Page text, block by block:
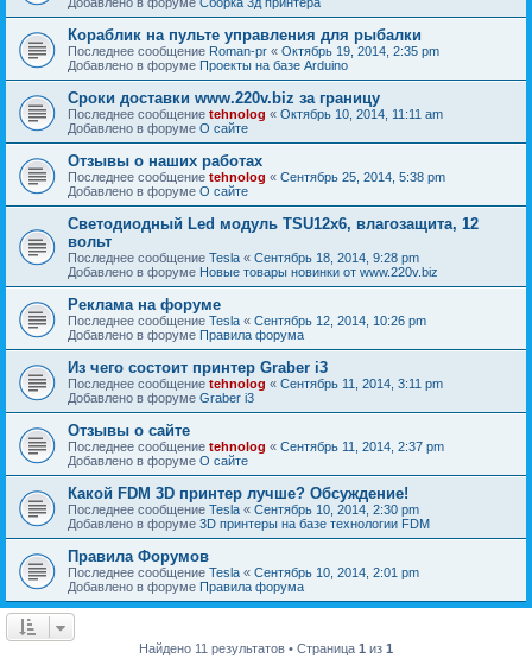
Кораблик на пульте управления для рыбалки
Последнее сообщение Roman-pr « Октябрь 19, 2014, 2:35 pm
Добавлено в форуме Проекты на базе Arduino
Сроки доставки www.220v.biz за границу
Последнее сообщение tehnolog « Октябрь 10, 2014, 11:11 am
Добавлено в форуме О сайте
Отзывы о наших работах
Последнее сообщение tehnolog « Сентябрь 25, 2014, 5:38 pm
Добавлено в форуме О сайте
Светодиодный Led модуль TSU12х6, влагозащита, 12
вольт
Последнее сообщение Tesla « Сентябрь 18, 2014, 9:28 pm
Добавлено в форуме Новые товары новинки от www.220v.biz
Реклама на форуме
Последнее сообщение Tesla « Сентябрь 12, 2014, 10:26 pm
Добавлено в форуме Правила форума
Из чего состоит принтер Graber i3
Последнее сообщение tehnolog « Сентябрь 11, 2014, 3:11 pm
Добавлено в форуме Graber i3
Отзывы о сайте
Последнее сообщение tehnolog « Сентябрь 11, 2014, 2:37 pm
Добавлено в форуме О сайте
Какой FDM 3D принтер лучше? Обсуждение!
Последнее сообщение Tesla « Сентябрь 10, 2014, 2:30 pm
Добавлено в форуме 3D принтеры на базе технологии FDM
Правила Форумов
Последнее сообщение Tesla « Сентябрь 10, 2014, 2:01 pm
Добавлено в форуме Правила форума
Найдено 11 результатов • Страница 1 из 1